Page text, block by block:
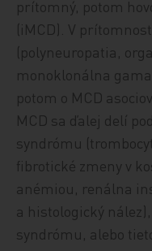
prítomný, potom
(iMCD). V
(polyneuropatia,
monoklonálna
potom o MCD
MCD sa ďalej delí
syndrómu
fibrotické zmeny v
anémiou, renálna
a histologický
syndrómu, alebo